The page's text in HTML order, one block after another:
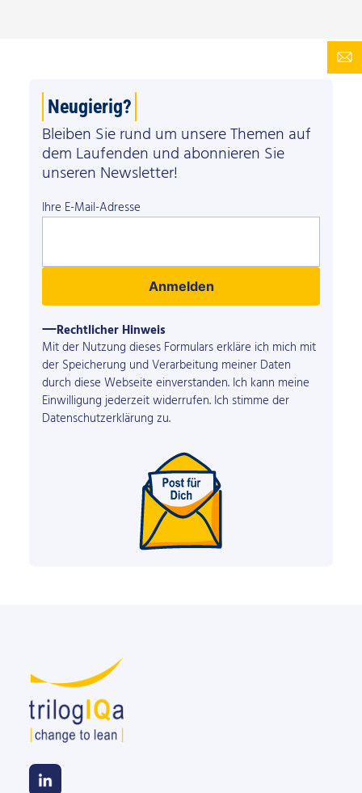
Neugierig?
Bleiben Sie rund um unsere Themen auf
dem Laufenden und abonnieren Sie
unseren Newsletter!
Ihre E-Mail-Adresse
Anmelden
Rechtlicher Hinweis
Mit der Nutzung dieses Formulars erkläre ich mich mit
der Speicherung und Verarbeitung meiner Daten
durch diese Webseite einverstanden. Ich kann meine
Einwilligung jederzeit widerrufen. Ich stimme der
Datenschutzerklärung zu.